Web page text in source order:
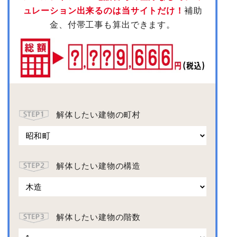
ュレーション出来るのは当サイトだけ！ 補助
金、付帯工事も算出できます。
解体したい建物の町村
解体したい建物の構造
解体したい建物の階数